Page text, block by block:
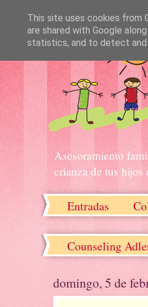
Asesoramiento
crianza de tus hijos
Entradas
Recursos
Counseling
domingo, 5 de
This site uses cookies from
are shared with Google
statistics, and to detect and